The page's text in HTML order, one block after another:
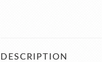
DESCRIPTION